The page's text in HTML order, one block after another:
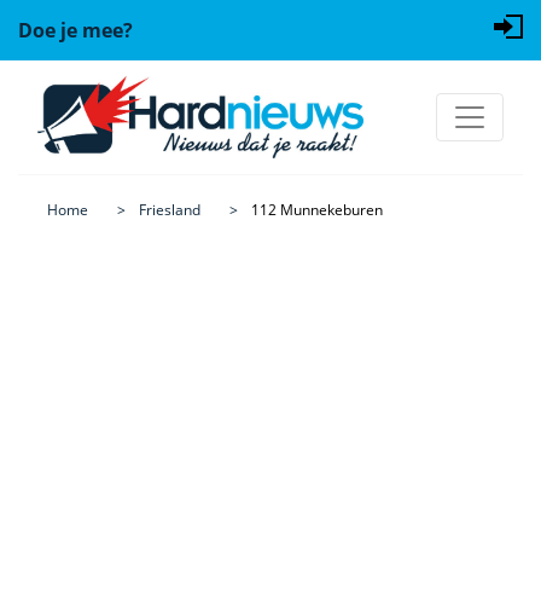
Doe je mee?
Home Friesland 112 Munnekeburen